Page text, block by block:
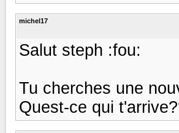
michel17
Salut steph :fou:
Tu cherches une
Quest-ce qui